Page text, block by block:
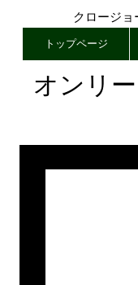
クロージョ
トップページ
オンリ